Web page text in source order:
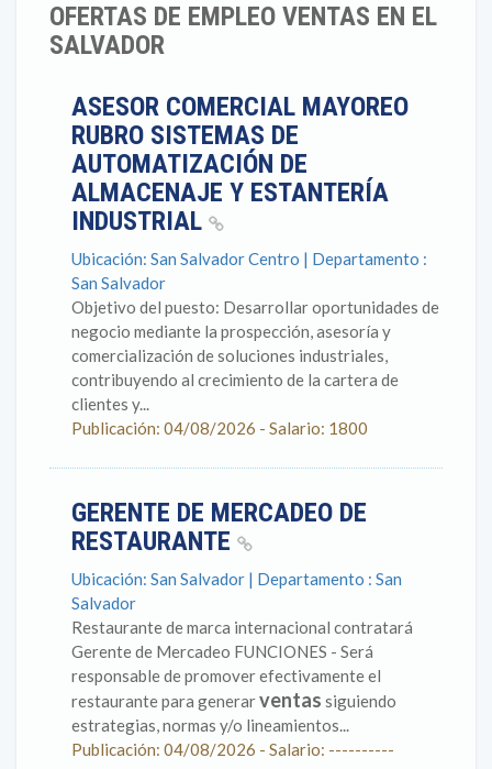
OFERTAS DE EMPLEO VENTAS EN EL
SALVADOR
ASESOR COMERCIAL MAYOREO
RUBRO SISTEMAS DE
AUTOMATIZACIÓN DE
ALMACENAJE Y ESTANTERÍA
INDUSTRIAL
Ubicación: San Salvador Centro | Departamento :
San Salvador
Objetivo del puesto: Desarrollar oportunidades de
negocio mediante la prospección, asesoría y
comercialización de soluciones industriales,
contribuyendo al crecimiento de la cartera de
clientes y...
Publicación: 04/08/2026 - Salario: 1800
GERENTE DE MERCADEO DE
RESTAURANTE
Ubicación: San Salvador | Departamento : San
Salvador
Restaurante de marca internacional contratará
Gerente de Mercadeo FUNCIONES - Será
responsable de promover efectivamente el
restaurante para generarventas siguiendo
estrategias, normas y/o lineamientos...
Publicación: 04/08/2026 - Salario: ----------